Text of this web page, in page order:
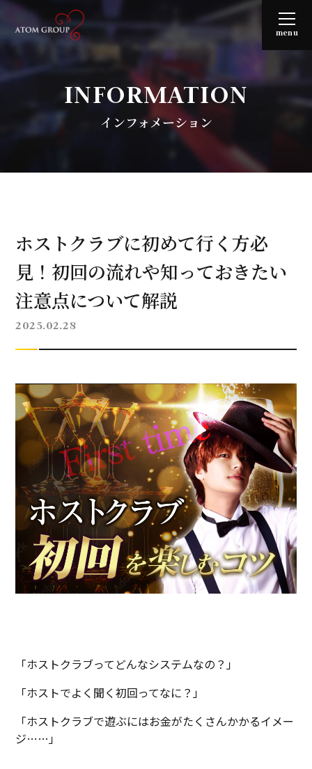
menu
INFORMATION
インフォメーション
ホストクラブに初めて行く方必
見！初回の流れや知っておきたい
注意点について解説
2025.02.28
「ホストクラブってどんなシステムなの？」
「ホストでよく聞く初回ってなに？」
「ホストクラブで遊ぶにはお金がたくさんかかるイメー
ジ……」